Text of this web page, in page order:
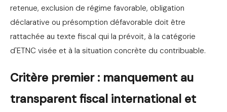
retenue, exclusion de régime favorable, obligation
déclarative ou présomption défavorable doit être
rattachée au texte fiscal qui la prévoit, à la catégorie
d'ETNC visée et à la situation concrète du contribuable.
Critère premier : manquement au
transparent fiscal international et